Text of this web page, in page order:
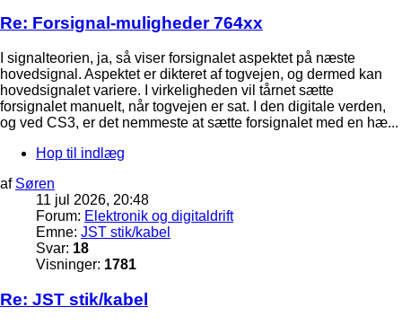
Re: Forsignal-muligheder 764xx
I signalteorien, ja, så viser forsignalet aspektet på næste
hovedsignal. Aspektet er dikteret af togvejen, og dermed kan
hovedsignalet variere. I virkeligheden vil tårnet sætte
forsignalet manuelt, når togvejen er sat. I den digitale verden,
og ved CS3, er det nemmeste at sætte forsignalet med en hæ...
Hop til indlæg
af Søren
11 jul 2026, 20:48
Forum: Elektronik og digitaldrift
Emne: JST stik/kabel
Svar: 18
Visninger: 1781
Re: JST stik/kabel